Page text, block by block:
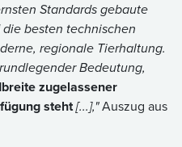
Standards gebaute
besten technischen
regionale Tierhaltung.
Bedeutung,
zugelassener
steht[...],"Auszug aus